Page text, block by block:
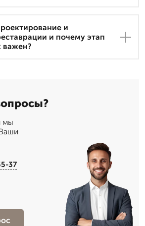
и
и почему этап
важен?
мы
37